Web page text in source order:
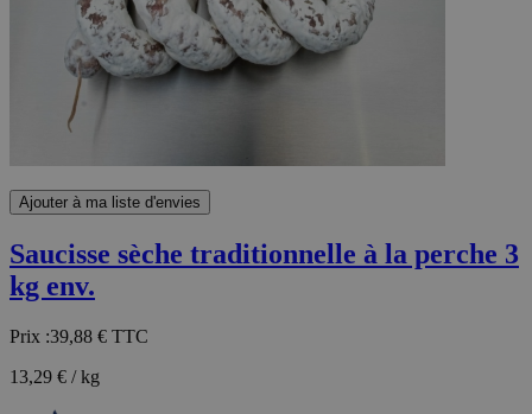
Ajouter à ma liste d'envies
Saucisse sèche traditionnelle à la perche 3
kg env.
Prix :39,88 € TTC
13,29 € / kg